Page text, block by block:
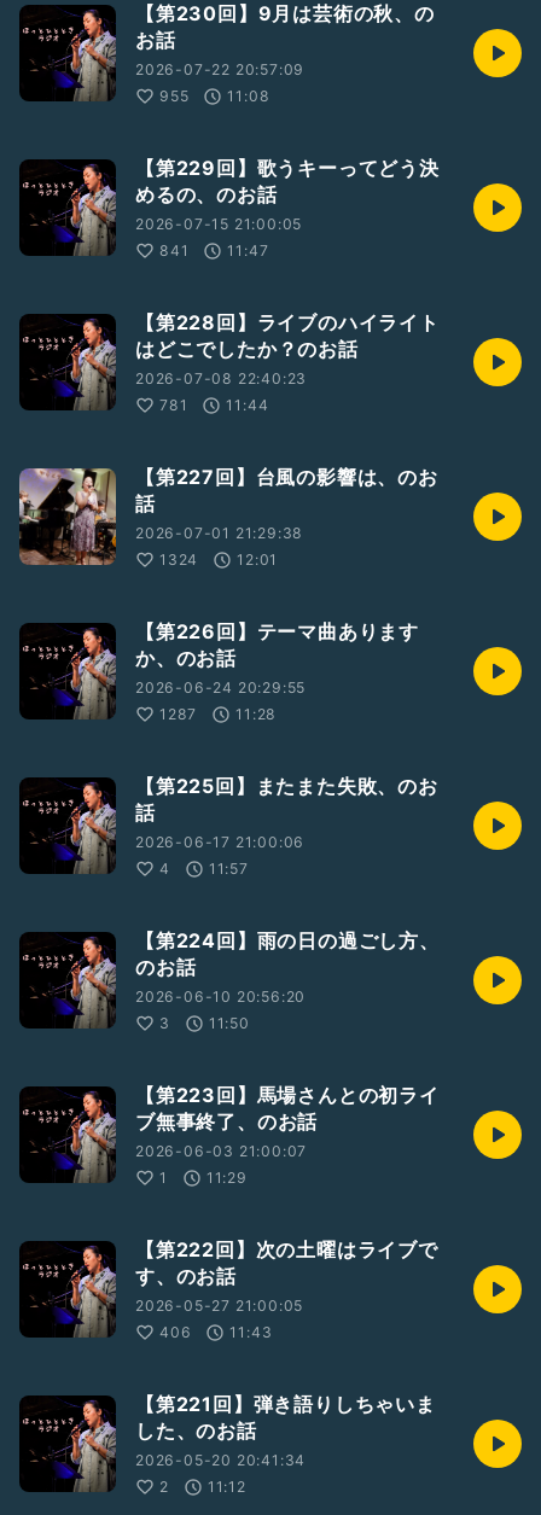
【第230回】9月は芸術の秋、の
お話
2026-07-22 20:57:09
955
11:08
【第229回】歌うキーってどう決
めるの、のお話
2026-07-15 21:00:05
841
11:47
【第228回】ライブのハイライト
はどこでしたか？のお話
2026-07-08 22:40:23
781
11:44
【第227回】台風の影響は、のお
話
2026-07-01 21:29:38
1324
12:01
【第226回】テーマ曲あります
か、のお話
2026-06-24 20:29:55
1287
11:28
【第225回】またまた失敗、のお
話
2026-06-17 21:00:06
4
11:57
【第224回】雨の日の過ごし方、
のお話
2026-06-10 20:56:20
3
11:50
【第223回】馬場さんとの初ライ
ブ無事終了、のお話
2026-06-03 21:00:07
1
11:29
【第222回】次の土曜はライブで
す、のお話
2026-05-27 21:00:05
406
11:43
【第221回】弾き語りしちゃいま
した、のお話
2026-05-20 20:41:34
2
11:12